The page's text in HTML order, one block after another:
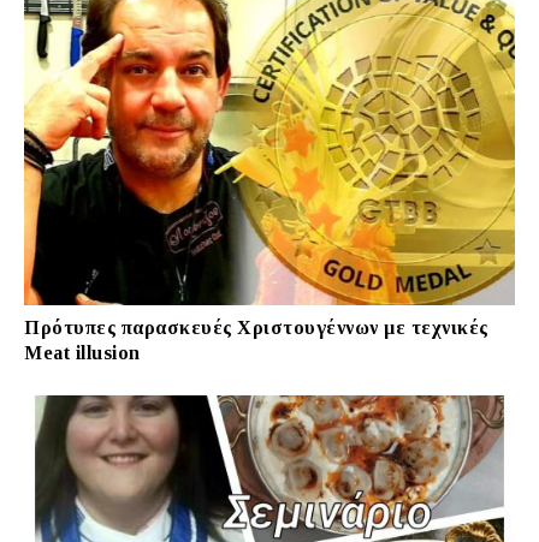
Πρότυπες παρασκευές Χριστουγέννων με τεχνικές
Meat illusion